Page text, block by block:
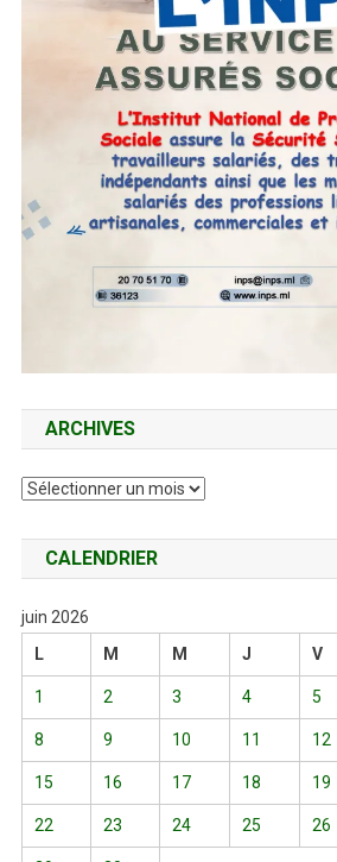
ARCHIVES
Archives
CALENDRIER
juin 2026
L
M M J V
1 2 3 4 5
8 9 10 11 12
15 16 17 18 19
22 23 24 25 26